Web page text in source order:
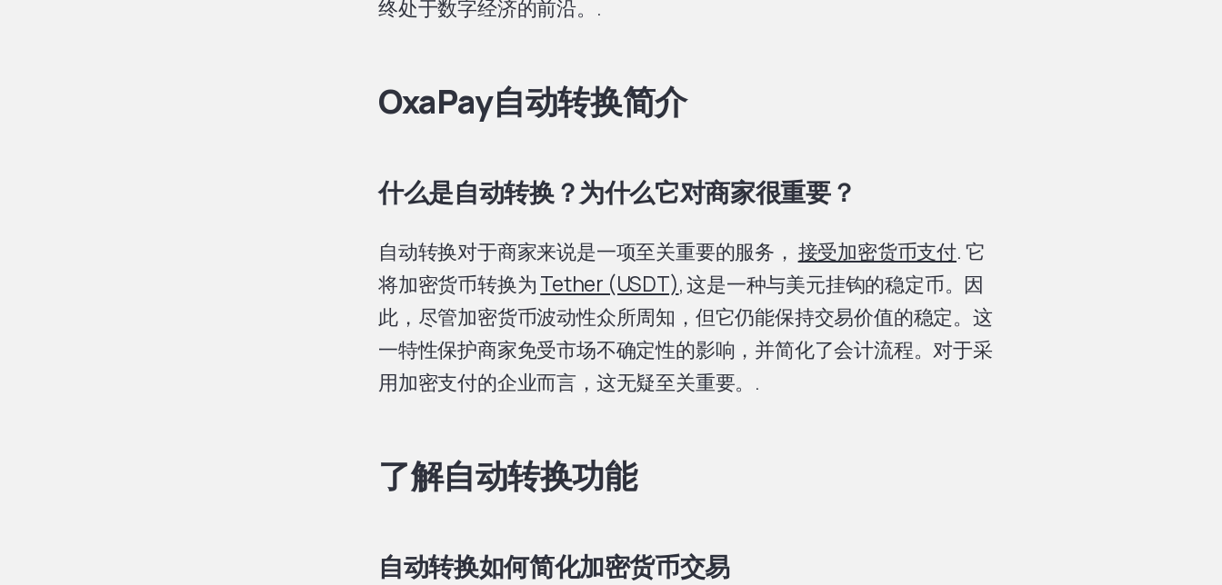
终处于数字经济的前沿。.
OxaPay自动转换简介
什么是自动转换？为什么它对商家很重要？
自动转换对于商家来说是一项至关重要的服务， 接受加密货币支付. 它
将加密货币转换为Tether (USDT), 这是一种与美元挂钩的稳定币。因
此，尽管加密货币波动性众所周知，但它仍能保持交易价值的稳定。这
一特性保护商家免受市场不确定性的影响，并简化了会计流程。对于采
用加密支付的企业而言，这无疑至关重要。.
了解自动转换功能
自动转换如何简化加密货币交易